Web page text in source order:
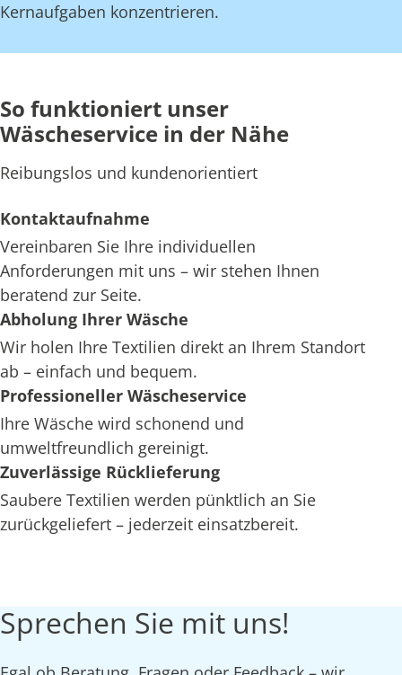
Kernaufgaben konzentrieren.
So funktioniert unser
Wäscheservice in der Nähe
Reibungslos und kundenorientiert
Kontaktaufnahme
Vereinbaren Sie Ihre individuellen
Anforderungen mit uns – wir stehen Ihnen
beratend zur Seite.
Abholung Ihrer Wäsche
Wir holen Ihre Textilien direkt an Ihrem Standort
ab – einfach und bequem.
Professioneller Wäscheservice
Ihre Wäsche wird schonend und
umweltfreundlich gereinigt.
Zuverlässige Rücklieferung
Saubere Textilien werden pünktlich an Sie
zurückgeliefert – jederzeit einsatzbereit.
Sprechen Sie mit uns!